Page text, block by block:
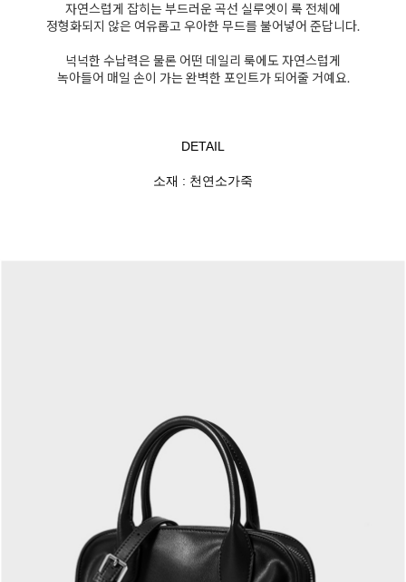
자연스럽게 잡히는 부드러운 곡선 실루엣이 룩 전체에
정형화되지 않은 여유롭고 우아한 무드를 불어넣어 준답니다.
넉넉한 수납력은 물론 어떤 데일리 룩에도 자연스럽게
녹아들어 매일 손이 가는 완벽한 포인트가 되어줄 거예요.
DETAIL
소재 : 천연소가죽